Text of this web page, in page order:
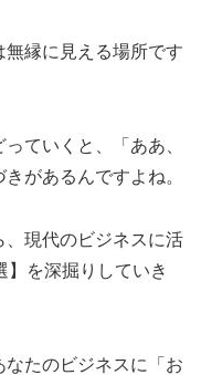
縁に見える場所です
ていくと、「ああ、
があるんですよね。
現代のビジネスに活
】を深掘りしていき
たのビジネスに「お